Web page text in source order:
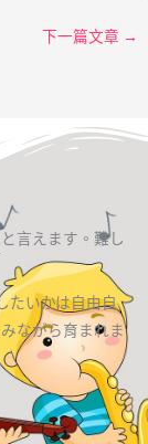
下一篇文章 →
言えます。難し
たいかは自由自
ながら育まれま